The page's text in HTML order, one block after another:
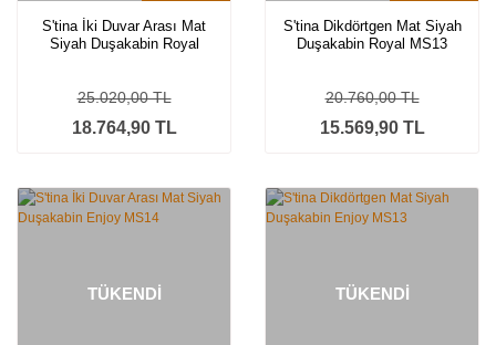
S'tina İki Duvar Arası Mat
Siyah Duşakabin Royal
18.764,90 TL
25.020,00 TL
S'tina Dikdörtgen Mat Siyah
Duşakabin Royal MS13
15.569,90 TL
20.760,00 TL
TÜKENDİ TÜKENDİ